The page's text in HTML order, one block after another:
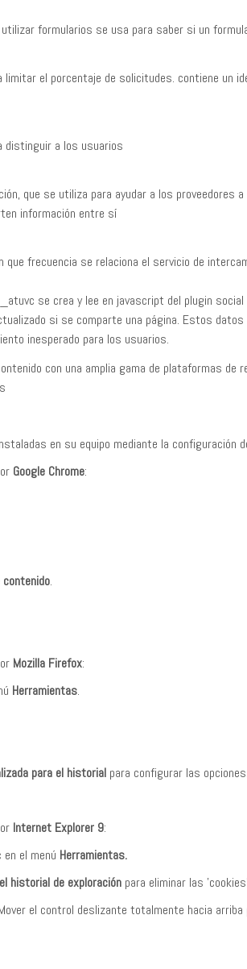
formularios se usa para saber si un
limitar el porcentaje de solicitudes. contiene un
distinguir a los usuarios
que se utiliza para ayudar a los
información entre sí
que frecuencia se relaciona el servicio de
se crea y lee en javascript del plugin
si se comparte una página. Estos
inesperado para los usuarios.
con una amplia gama de plataformas
en su equipo mediante la configuración
Google Chrome:
contenido.
Mozilla Firefox:
Herramientas.
para el historial para configurar las opciones.
Internet Explorer 9:
el menú Herramientas.
historial de exploración para eliminar las
el control deslizante totalmente hacia